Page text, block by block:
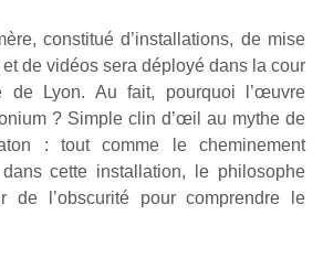
constitué d’installations, de mise
de vidéos sera déployé dans la cour
de Lyon. Au fait, pourquoi l’œuvre
? Simple clin d’œil au mythe de
: tout comme le cheminement
cette installation, le philosophe
de l’obscurité pour comprendre le